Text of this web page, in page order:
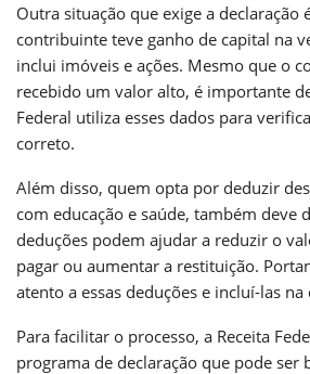
Outra situação que exige a declaração
contribuinte teve ganho de capital na
inclui imóveis e ações. Mesmo que o
recebido um valor alto, é importante
Federal utiliza esses dados para
correto.
Além disso, quem opta por deduzir
com educação e saúde, também deve
deduções podem ajudar a reduzir o
pagar ou aumentar a restituição.
atento a essas deduções e incluí-las na
Para facilitar o processo, a Receita
programa de declaração que pode ser